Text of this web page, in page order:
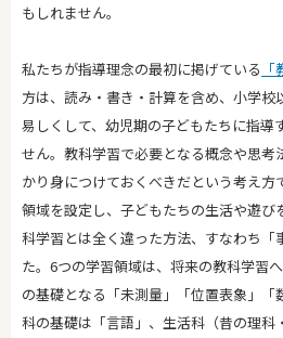
もしれません。
私たちが指導理念の最初に掲げている
方は、読み・書き・計算を含め、小学校
易しくして、幼児期の子どもたちに指導
せん。教科学習で必要となる概念や思考
かり身につけておくべきだという考え方
領域を設定し、子どもたちの生活や遊
科学習とは全く違った方法、すなわち「
た。6つの学習領域は、将来の教科学習
の基礎となる「未測量」「位置表象」「
科の基礎は「言語」、生活科（昔の理科